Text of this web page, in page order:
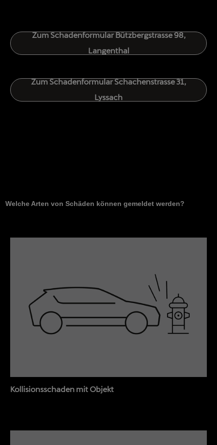
Zum SchadenformularBützbergstrasse 98,
Langenthal
Zum SchadenformularSchachenstrasse 31,
Lyssach
Welche Arten von Schäden können gemeldet werden?
Kollisionsschaden mit Objekt